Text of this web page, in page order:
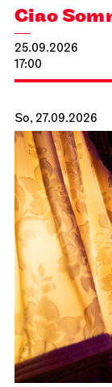
Ciao
25.09.2026
17:00
So, 27.09.2026